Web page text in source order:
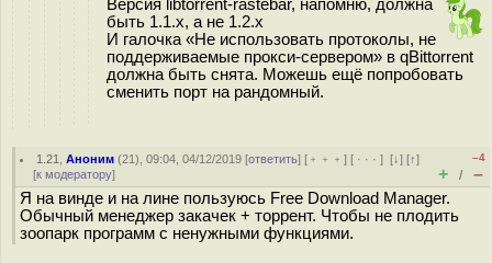
Версия libtorrent-rastebar, напомню, должна
быть 1.1.х, а не 1.2.х
И галочка «Не использовать протоколы, не
поддерживаемые прокси-сервером» в qBittorrent
должна быть снята. Можешь ещё попробовать
сменить порт на рандомный.
1.21 ,Аноним (21), 09:04, 04/12/2019 [ответить] [ ﹢﹢﹢] [ · · ·][↓] [↑]
[к модератору]
–4
+ / –
Я на винде и на лине пользуюсь Free Download Manager.
Обычный менеджер закачек + торрент. Чтобы не плодить
зоопарк программ с ненужными функциями.